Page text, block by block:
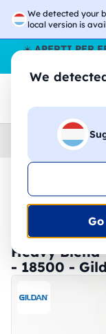
We detected your
local version is
We
☀️APERTI PER
Felpe ›
🔥 -30%
Heavy
- 18500 -